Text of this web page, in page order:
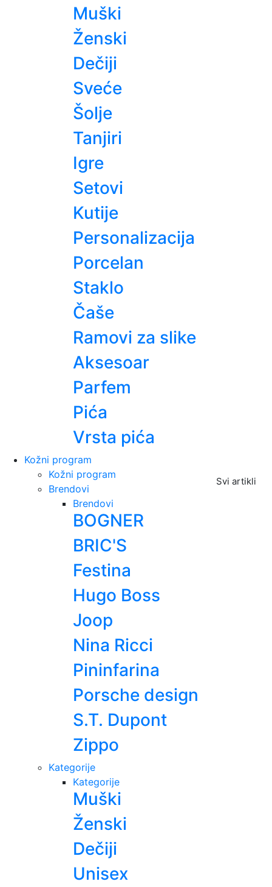
Muški
Ženski
Dečiji
Sveće
Šolje
Tanjiri
Igre
Setovi
Kutije
Personalizacija
Porcelan
Staklo
Čaše
Ramovi za slike
Aksesoar
Parfem
Pića
Vrsta pića
Kožni program
Svi artikli
Kožni program
Brendovi
Brendovi
BOGNER
BRIC'S
Festina
Hugo Boss
Joop
Nina Ricci
Pininfarina
Porsche design
S.T. Dupont
Zippo
Kategorije
Kategorije
Muški
Ženski
Dečiji
Unisex